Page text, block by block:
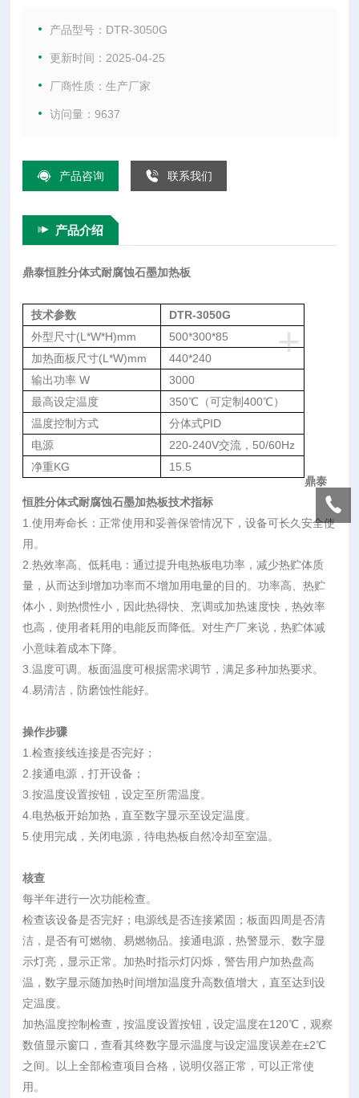
采用≥1.8高纯度、高密度石墨体，导热快、耐磨损、升温更迅
控制器、加热板智能分体设计，实现人机双重防护。
为生物制药、环境检测等领域提供高效、安全的全流程热控解
产品型号：DTR-3050G
更新时间：2025-04-25
厂商性质：生产厂家
访问量：9637
产品咨询 联系我们
产品介绍
鼎泰恒胜分体式耐腐蚀石墨加热板
+
技术参数
DTR-3050G
外型尺寸(L*W*H)mm
500*300*85
加热面板尺寸(L*W)mm
440*240
输出功率 W
3000
最高设定温度
350℃（可定制400℃）
温度控制方式
分体式PID
电源
220-240V交流，50/60Hz
净重KG
15.5
鼎泰
恒胜分体式耐腐蚀石墨加热板技术指标
1.使用寿命长：正常使用和妥善保管情况下，设备可长久安全使
用。
2.热效率高、低耗电：通过提升电热板电功率，减少热贮体质
量，从而达到增加功率而不增加用电量的目的。功率高、热贮
体小，则热惯性小，因此热得快、烹调或加热速度快，热效率
也高，使用者耗用的电能反而降低。对生产厂来说，热贮体减
小意味着成本下降。
3.温度可调。板面温度可根据需求调节，满足多种加热要求。
4.易清洁，防磨蚀性能好。
操作步骤
1.检查接线连接是否完好；
2.接通电源，打开设备；
3.按温度设置按钮，设定至所需温度。
4.电热板开始加热，直至数字显示至设定温度。
5.使用完成，关闭电源，待电热板自然冷却至室温。
核查
每半年进行一次功能检查。
检查该设备是否完好；电源线是否连接紧固；板面四周是否清
洁，是否有可燃物、易燃物品。接通电源，热警显示、数字显
示灯亮，显示正常。加热时指示灯闪烁，警告用户加热盘高
温，数字显示随加热时间增加温度升高数值增大，直至达到设
定温度。
加热温度控制检查，按温度设置按钮，设定温度在120℃，观察
数值显示窗口，查看其终数字显示温度与设定温度误差在±2℃
之间。以上全部检查项目合格，说明仪器正常，可以正常使
用。